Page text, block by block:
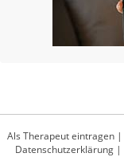
Als Therapeut eintragen |
Datenschutzerklärung|